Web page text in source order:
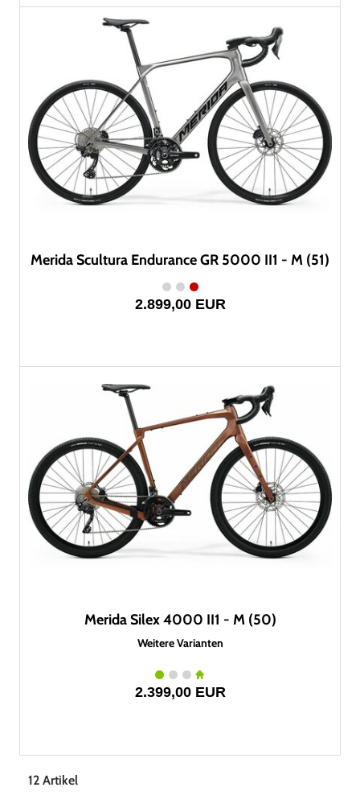
Merida Scultura Endurance GR 5000 II1 - M (51)
2.899,00 EUR
Merida Silex 4000 II1 - M (50)
Weitere Varianten
2.399,00 EUR
12 Artikel